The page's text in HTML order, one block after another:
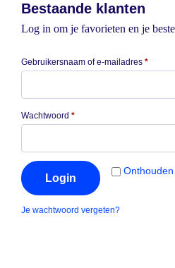
Bestaande klanten
Log in om je favorieten en je
Gebruikersnaam of e-mailadres *
Wachtwoord *
Onthouden
Login
Je wachtwoord vergeten?